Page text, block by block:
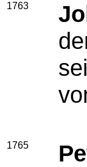
1763
1765